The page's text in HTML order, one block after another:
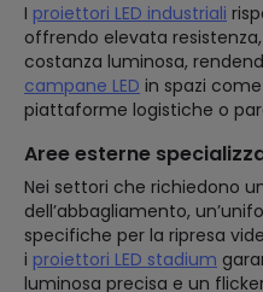
I proiettori LED industriali
offrendo elevata
costanza luminosa,
campane LED in spazi
piattaforme logistiche o
Aree esterne
Nei settori che richiedono
dell’abbagliamento,
specifiche per la ripresa
i proiettori LED stadium
luminosa precisa e un